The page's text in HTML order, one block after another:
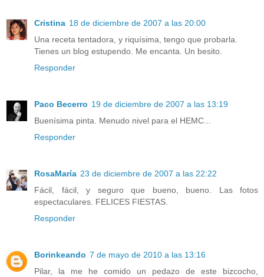
Cristina 18 de diciembre de 2007 a las 20:00
Una receta tentadora, y riquísima, tengo que probarla.
Tienes un blog estupendo. Me encanta. Un besito.
Responder
Paco Becerro 19 de diciembre de 2007 a las 13:19
Buenísima pinta. Menudo nivel para el HEMC...
Responder
RosaMaría 23 de diciembre de 2007 a las 22:22
Fácil, fácil, y seguro que bueno, bueno. Las fotos
espectaculares. FELICES FIESTAS.
Responder
Borinkeando 7 de mayo de 2010 a las 13:16
Pilar, la me he comido un pedazo de este bizcocho,